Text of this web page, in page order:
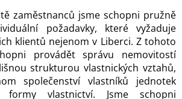
jsme schopni pružně
požadavky, které vyžaduje
klientů nejenom v Liberci. Z tohoto
provádět správu nemovitostí
strukturou vlastnických vztahů,
společenství vlastníků jednotek
formy vlastnictví. Jsme schopni